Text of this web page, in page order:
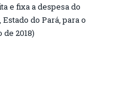
e fixa a despesa do
do Pará, para o
2018)